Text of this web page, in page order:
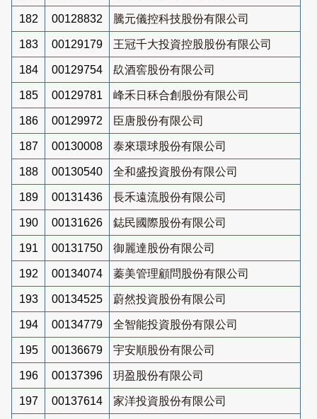
182 00128832 騰元儀控科技股份有限公司
183 00129179 王冠千大投資控股股份有限公司
184 00129754 镹酒窖股份有限公司
185 00129781 峰禾日秝合創股份有限公司
186 00129972 臣唐股份有限公司
187 00130008 泰來環球股份有限公司
188 00130540 全和盛投資股份有限公司
189 00131436 長禾遠流股份有限公司
190 00131626 鋕民國際股份有限公司
191 00131750 御麗達股份有限公司
192 00134074 蓁美管理顧問股份有限公司
193 00134525 蔚然投資股份有限公司
194 00134779 全智能投資股份有限公司
195 00136679 宇安順股份有限公司
196 00137396 玥盈股份有限公司
197 00137614 家洋投資股份有限公司